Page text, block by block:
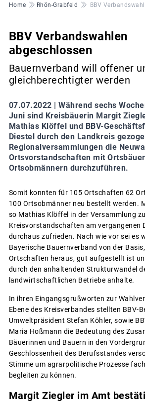
Pfadnavigation
Home Rhön-Grabfeld BBV
BBV Verbandswahlen
abgeschlossen
Bauernverband will offener
gleichberechtigter werden
07.07.2022 | Während sechs
Juni sind Kreisbäuerin Margit
Mathias Klöffel und BBV-
Diestel durch den Landkreis
Regionalversammlungen die
Ortsvorstandschaften mit
Ortsobmännern durchzuführen.
Somit konnten für 105 Ortschaften 62
100 Ortsobmänner neu bestellt werden.
so Mathias Klöffel in der Versammlung
Kreisvorstandschaften am vergangenen
durchaus zufrieden. Nach wie vor sei es
Bayerische Bauernverband von der
Ortschaften heraus, gut aufgestellt ist
durch den anhaltenden Strukturwandel
landwirtschaftlichen Betriebe anhalte.
In ihren Eingangsgrußworten zur
Ebene des Kreisverbandes stellten BBV-
Umweltpräsident Stefan Köhler, sowie
Maria Hoßmann die Bedeutung des
Bäuerinnen und Bauern in den
Geschlossenheit des Berufsstandes
Stimme um agrarpolitische Prozesse
begleiten zu können.
Margit Ziegler im Amt